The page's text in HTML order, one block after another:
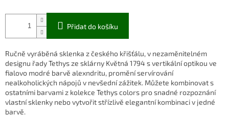
Přidat do košíku
Ručně vyráběná sklenka z českého křišťálu, v nezaměnitelném
designu řady Tethys ze sklárny Květná 1794 s vertikální optikou ve
fialovo modré barvě alexndritu, promění servírování
nealkoholických nápojů v nevšední zážitek. Můžete kombinovat s
ostatními barvami z kolekce Tethys colors pro snadné rozpoznání
vlastní sklenky nebo vytvořit střízlivě elegantní kombinaci v jedné
barvě.